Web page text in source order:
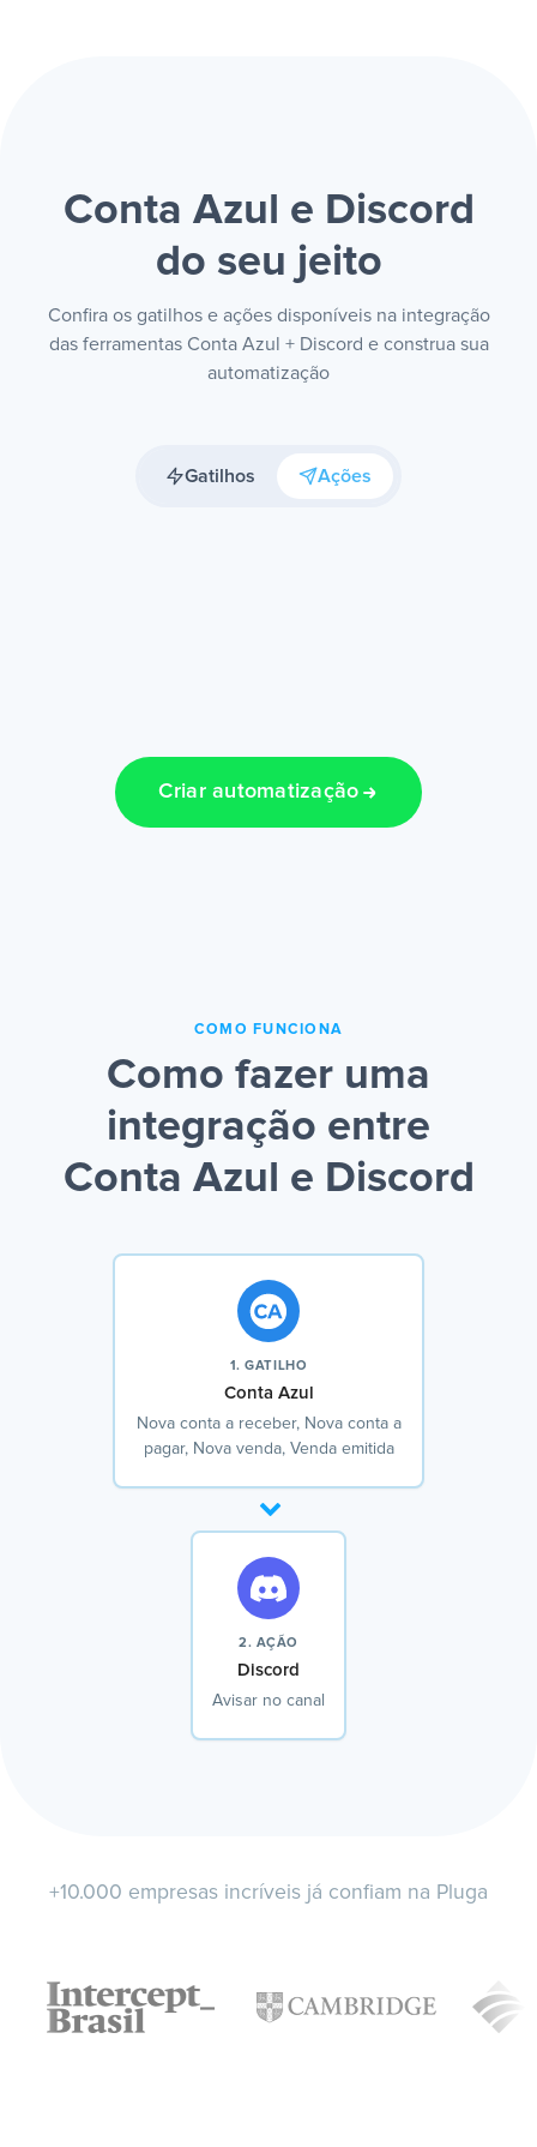
Conta Azul e Discord
do seu jeito
Confira os gatilhos e ações disponíveis na integração
das ferramentas Conta Azul + Discord e construa sua
automatização
Gatilhos Ações
Criar automatização
COMO FUNCIONA
Como fazer uma
integração entre
Conta Azul e Discord
1. GATILHO
Conta Azul
Nova conta a receber, Nova conta a
pagar, Nova venda, Venda emitida
2. AÇÃO
Discord
Avisar no canal
+10.000 empresas incríveis já confiam na Pluga